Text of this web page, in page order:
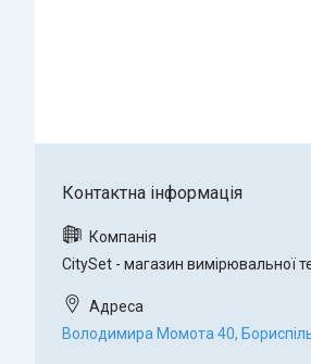
CitySet - магазин вимірювальної
Володимира Момота 40,